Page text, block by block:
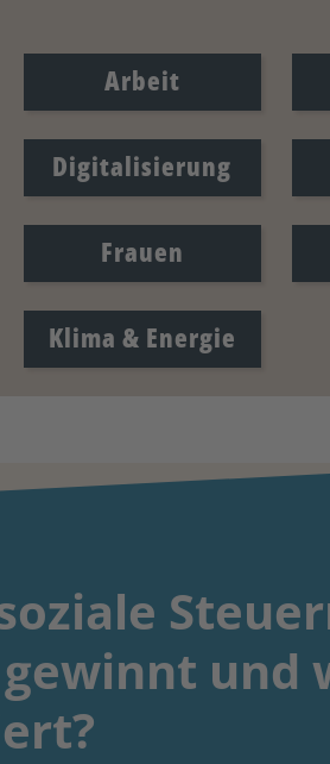
Arbeit
Digitalisierung
Frauen
Klima & Energie
und